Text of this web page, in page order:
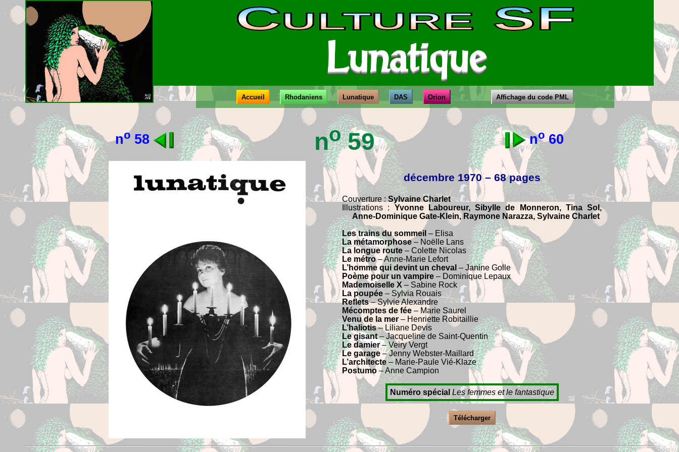
CULTURE SF
Lunatique
Accueil Rhodaniens Lunatique DAS Orion Affichage du code PML
no 58 no59 no60
décembre 1970 – 68 pages
Couverture : Sylvaine Charlet
Illustrations : Yvonne Laboureur, Sibylle de Monneron, Tina Sol,
Anne-Dominique Gate-Klein, Raymone Narazza, Sylvaine Charlet
Les trains du sommeil – Elisa
La métamorphose– Noëlle Lans
La longue route – Colette Nicolas
Le métro– Anne-Marie Lefort
L’homme qui devint un cheval – Janine Golle
Poème pour un vampire – Dominique Lepaux
Mademoiselle X – Sabine Rock
La poupée – Sylvia Rouais
Reflets– Sylvie Alexandre
Mécomptes de fée – Marie Saurel
Venu de la mer – Henriette Robitaillie
L’haliotis– Liliane Devis
Le gisant– Jacqueline de Saint-Quentin
Le damier– Veiry Vergt
Le garage– Jenny Webster-Maillard
L’architecte– Marie-Paule Vié-Klaze
Postumo – Anne Campion
Numéro spécial Les femmes et le fantastique
Télécharger